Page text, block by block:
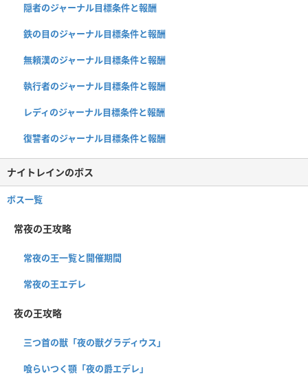
隠者のジャーナル目標条件と報酬
鉄の目のジャーナル目標条件と報酬
無頼漢のジャーナル目標条件と報酬
執行者のジャーナル目標条件と報酬
レディのジャーナル目標条件と報酬
復讐者のジャーナル目標条件と報酬
ナイトレインのボス
ボス一覧
常夜の王攻略
常夜の王一覧と開催期間
常夜の王エデレ
夜の王攻略
三つ首の獣「夜の獣グラディウス」
喰らいつく顎「夜の爵エデレ」